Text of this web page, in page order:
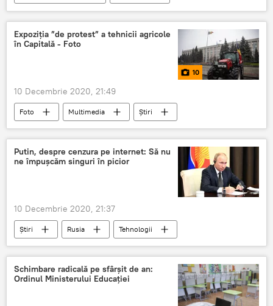
Podcasturi
Podcasturi
COVID-19
medici
contestații
Expoziția ”de protest” a tehnicii agricole
în Capitală - Foto
10
10 Decembrie 2020, 21:49
Foto Multimedia
Știri
Societate
proteste
agricultori
tehnică
Putin, despre cenzura pe internet: Să nu
ne împușcăm singuri în picior
10 Decembrie 2020, 21:37
Știri Rusia
Tehnologii
Putin
cenzura Internet
Schimbare radicală pe sfârșit de an:
Ordinul Ministerului Educației